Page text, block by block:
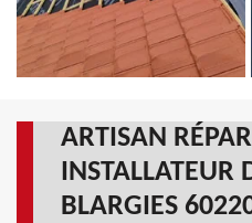
ARTISAN
INSTALLATEUR
BLARGIES